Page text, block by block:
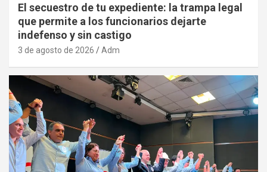
El secuestro de tu expediente: la trampa legal
que permite a los funcionarios dejarte
indefenso y sin castigo
3 de agosto de 2026 Adm